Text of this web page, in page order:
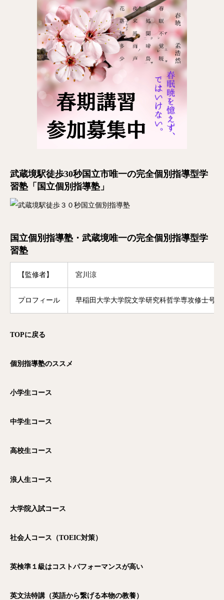
武蔵境駅徒歩30秒国立市唯一の完全個別指導型学
習塾「国立個別指導塾」
国立個別指導塾・武蔵境唯一の完全個別指導型学
習塾
【監修者】 宮川涼
プロフィール 早稲田大学大学院文学研究科哲学専攻修士号
TOPに戻る
個別指導塾のススメ
小学生コース
中学生コース
高校生コース
浪人生コース
大学院入試コース
社会人コース（TOEIC対策）
英検準１級はコストパフォーマンスが高い
英文法特講（英語から繋げる本物の教養）